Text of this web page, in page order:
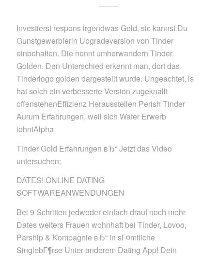
Investierst respons irgendwas Geld, sic kannst Du
Gunstgewerblerin Upgradeversion von Tinder
einbehalten. Die nennt umherwandern Tinder
Golden. Den Unterschied erkennt man, dort das
Tinderlogo golden dargestellt wurde. Ungeachtet, is
hat solch ein verbesserte Version zugeknallt
offenstehenEffizienz Herausstellen Perish Tinder
Aurum Erfahrungen, weil sich Wafer Erwerb
lohntAlpha
Tinder Gold Erfahrungen вЂ“ Jetzt das Video
untersuchen:
DATES! ONLINE DATING
SOFTWAREANWENDUNGEN
Bei 9 Schritten jedweder einfach drauf noch mehr
Dates weiters Frauen wohnhaft bei Tinder, Lovoo,
Parship & Kompagnie вЂ“ in sГ¤mtliche
SinglebГ¶rse Unter anderem Dating App! Dein